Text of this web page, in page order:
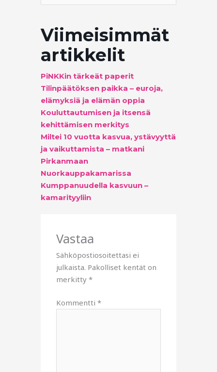
for:
Viimeisimmät
artikkelit
PiNKKin tärkeät paperit
Tilinpäätöksen paikka – euroja,
elämyksiä ja elämän oppia
Kouluttautumisen ja itsensä
kehittämisen merkitys
Miltei 10 vuotta kasvua, ystävyyttä
ja vaikuttamista – matkani
Pirkanmaan
Nuorkauppakamarissa
Kumppanuudella kasvuun –
kamarityyliin
Vastaa
Sähköpostiosoitettasi ei
julkaista. Pakolliset kentät on
merkitty*
Kommentti*